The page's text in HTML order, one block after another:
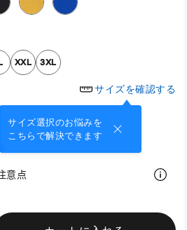
XXL 3XL
サイズを確認する
サイズ選択のお悩みを
こちらで解決できます
意点